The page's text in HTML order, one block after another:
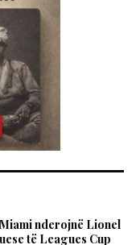
nderojnë Lionel
të Leagues Cup